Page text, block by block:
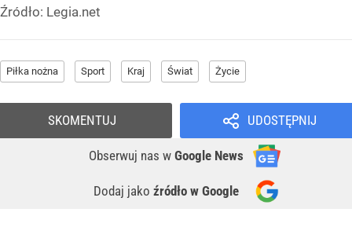
Źródło: Legia.net
Piłka nożna Sport Kraj Świat Życie
UDOSTĘPNIJ
Obserwuj nas w Google News
Dodaj jako źródło w Google
SKOMENTUJ